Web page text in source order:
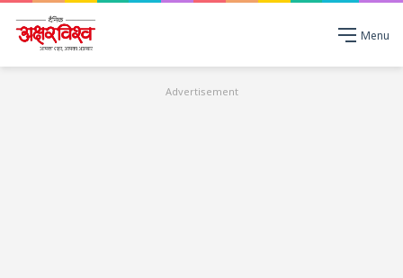
Menu
Advertisement